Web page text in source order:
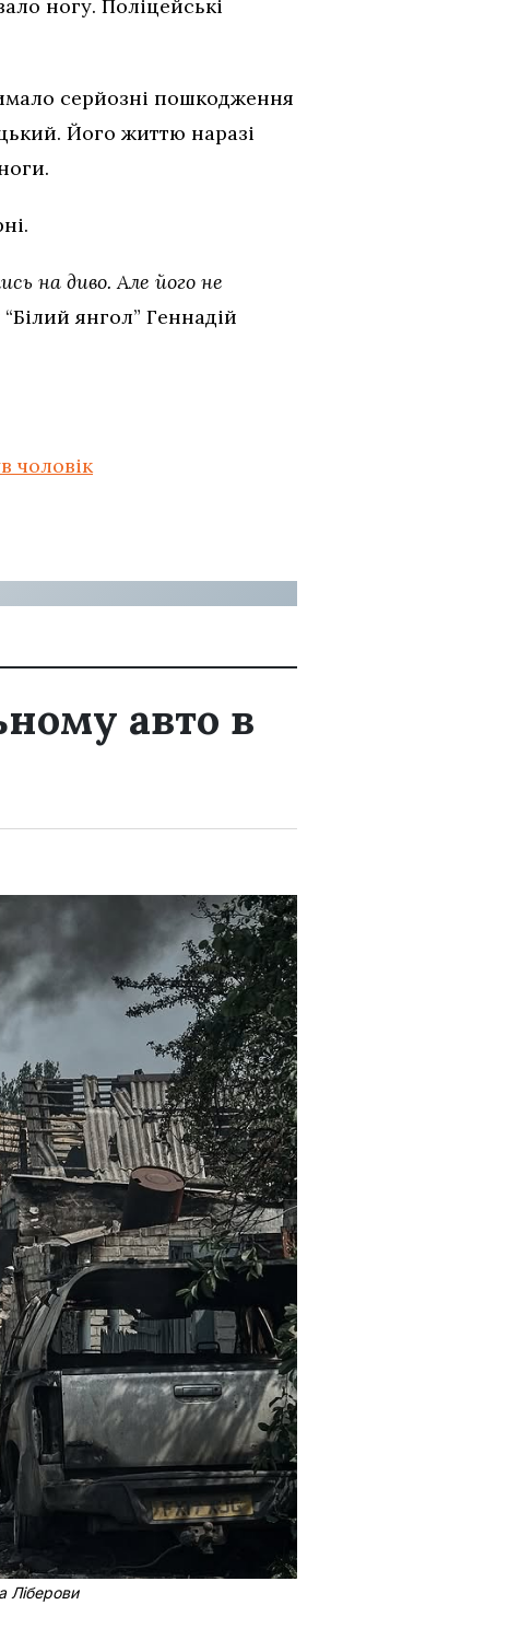
ногу. Поліцейські
серйозні пошкодження
Його життю наразі
на диво. Але його не
янгол” Геннадій
чоловік
авто в
Ліберови